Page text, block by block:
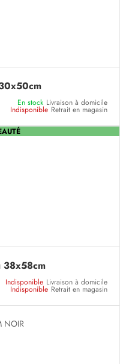
En stock Livraison à domicile
Indisponible Retrait en magasin
38x58cm
Indisponible Livraison à domicile
Indisponible Retrait en magasin